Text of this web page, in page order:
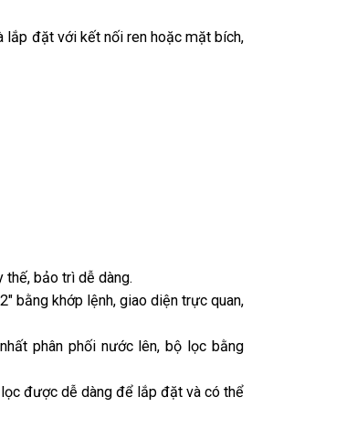
lắp đặt với kết nối ren hoặc mặt bích,
thế, bảo trì dễ dàng.
bằng khớp lệnh, giao diện trực quan,
phân phối nước lên, bộ lọc bằng
được dễ dàng để lắp đặt và có thể